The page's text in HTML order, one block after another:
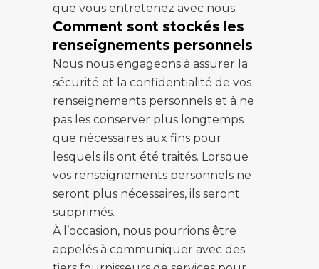
que vous entretenez avec nous.
Comment sont stockés les
renseignements personnels
Nous nous engageons à assurer la
sécurité et la confidentialité de vos
renseignements personnels et à ne
pas les conserver plus longtemps
que nécessaires aux fins pour
lesquels ils ont été traités. Lorsque
vos renseignements personnels ne
seront plus nécessaires, ils seront
supprimés.
À l’occasion, nous pourrions être
appelés à communiquer avec des